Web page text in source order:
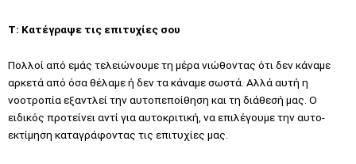
T: Κατέγραψε τις επιτυχίες σου
Πολλοί από εμάς τελειώνουμε τη μέρα νιώθοντας ότι δεν κάναμε
αρκετά από όσα θέλαμε ή δεν τα κάναμε σωστά. Αλλά αυτή η
νοοτροπία εξαντλεί την αυτοπεποίθηση και τη διάθεσή μας. Ο
ειδικός προτείνει αντί για αυτοκριτική, να επιλέγουμε την αυτο-
εκτίμηση καταγράφοντας τις επιτυχίες μας.